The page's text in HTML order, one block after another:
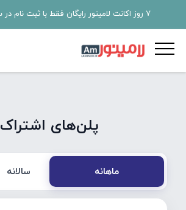
7 روز اکانت لامینور رایگان فقط با ثبت نام در سایت
پلن‌های اشتراک
ماهانه سالانه